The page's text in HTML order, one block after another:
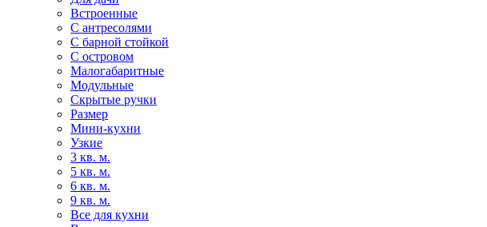
Встроенные
С антресолями
С барной стойкой
С островом
Малогабаритные
Модульные
Скрытые ручки
Размер
Мини-кухни
Узкие
3 кв. м.
5 кв. м.
6 кв. м.
9 кв. м.
Все для кухни